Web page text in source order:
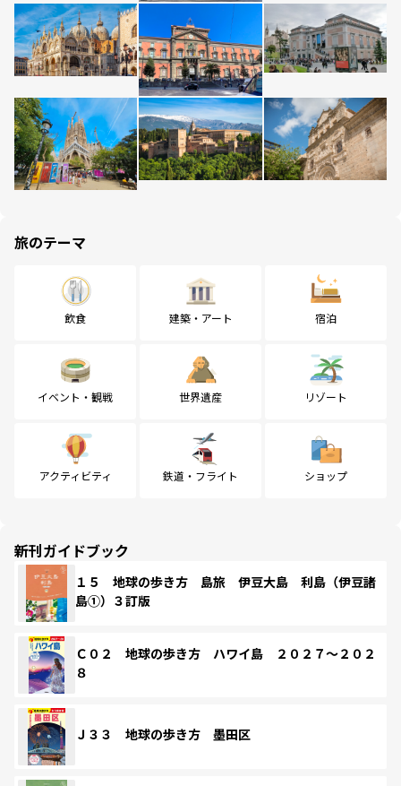
旅のテーマ
飲食 建築・アート 宿泊
イベント・観戦 世界遺産 リゾート
アクティビティ 鉄道・フライト ショップ
新刊ガイドブック
１５ 地球の歩き方 島旅 伊豆大島 利島（伊豆諸
島①）３訂版
Ｃ０２ 地球の歩き方 ハワイ島 ２０２７～２０２
８
Ｊ３３ 地球の歩き方 墨田区